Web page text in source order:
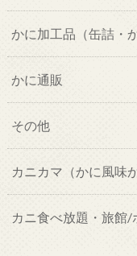
かに加工品（缶詰・
かに通販
その他
カニカマ（かに風味
カニ食べ放題・旅館/